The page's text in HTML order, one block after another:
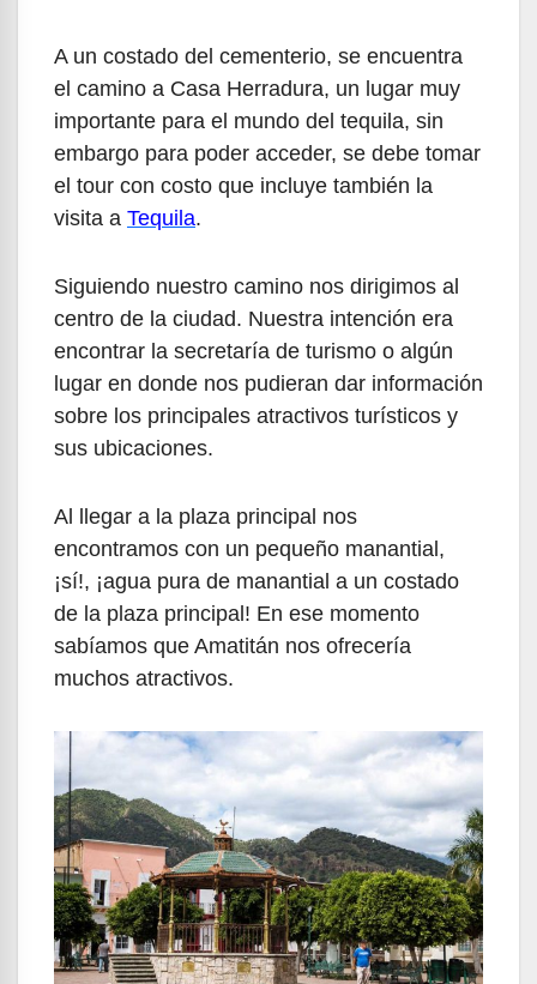
A un costado del cementerio, se encuentra
el camino a Casa Herradura, un lugar muy
importante para el mundo del tequila, sin
embargo para poder acceder, se debe tomar
el tour con costo que incluye también la
visita a Tequila.
Siguiendo nuestro camino nos dirigimos al
centro de la ciudad. Nuestra intención era
encontrar la secretaría de turismo o algún
lugar en donde nos pudieran dar información
sobre los principales atractivos turísticos y
sus ubicaciones.
Al llegar a la plaza principal nos
encontramos con un pequeño manantial,
¡sí!, ¡agua pura de manantial a un costado
de la plaza principal! En ese momento
sabíamos que Amatitán nos ofrecería
muchos atractivos.